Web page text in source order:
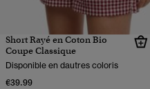
Short Rayé en Coton Bio
Coupe Classique
Disponible en dautres coloris
€39.99